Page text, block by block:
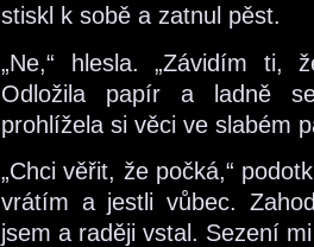
stiskl k sobě a zatnul pěst.
„Ne,“ hlesla. „Závidím ti,
Odložila papír a ladně
prohlížela si věci ve slabém
„Chci věřit, že počká,“
vrátím a jestli vůbec.
jsem a raději vstal. Sezení